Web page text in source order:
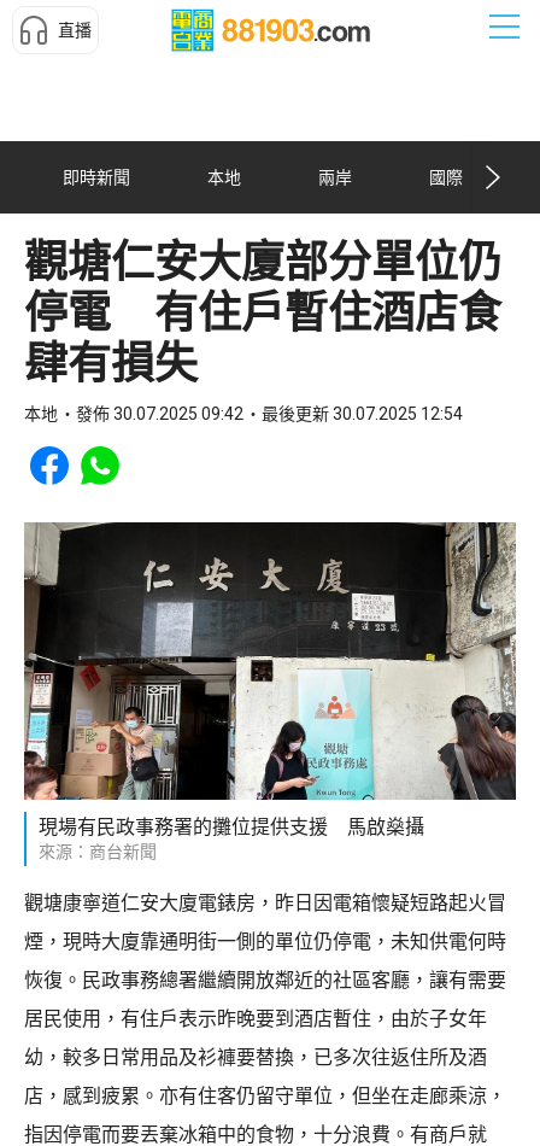
直播
即時新聞 本地 兩岸 國際
觀塘仁安大廈部分單位仍
停電 有住戶暫住酒店食
肆有損失
本地 發佈 30.07.2025 09:42 最後更新 30.07.2025 12:54
Share to Facebook
Share to WhatsApp
現場有民政事務署的攤位提供支援 馬啟燊攝
來源：商台新聞
觀塘康寧道仁安大廈電錶房，昨日因電箱懷疑短路起火冒
煙，現時大廈靠通明街一側的單位仍停電，未知供電何時
恢復。民政事務總署繼續開放鄰近的社區客廳，讓有需要
居民使用，有住戶表示昨晚要到酒店暫住，由於子女年
幼，較多日常用品及衫褲要替換，已多次往返住所及酒
店，感到疲累。亦有住客仍留守單位，但坐在走廊乘涼，
指因停電而要丟棄冰箱中的食物，十分浪費。有商戶就